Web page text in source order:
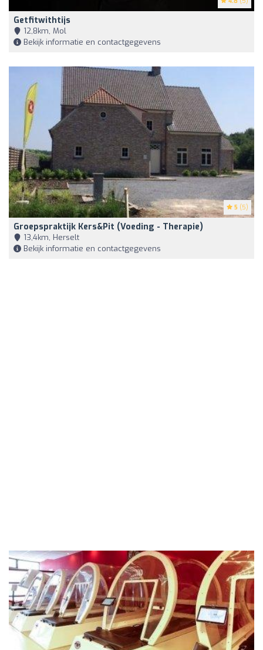
Getfitwithtijs
12,8km, Mol
Bekijk informatie en contactgegevens
5 (5)
Groepspraktijk Kers&Pit (voeding - Therapie)
13,4km, Herselt
Bekijk informatie en contactgegevens